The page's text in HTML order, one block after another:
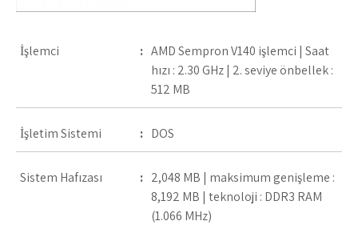
İşlemci : AMD Sempron V140 işlemci | Saat
hızı : 2.30 GHz | 2. seviye önbellek :
512 MB
İşletim Sistemi : DOS
Sistem Hafızası : 2,048 MB | maksimum genişleme :
8,192 MB | teknoloji : DDR3 RAM
(1.066 MHz)